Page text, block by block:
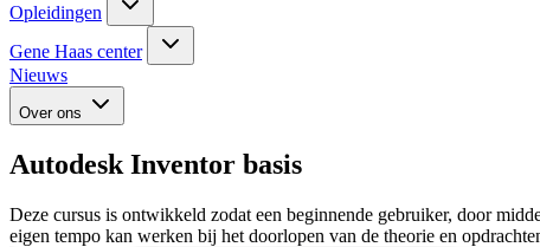
Opleidingen
Gene Haas center
Nieuws
Over ons
Autodesk Inventor basis
Deze cursus is ontwikkeld zodat een beginnende gebruiker, door
eigen tempo kan werken bij het doorlopen van de theorie en